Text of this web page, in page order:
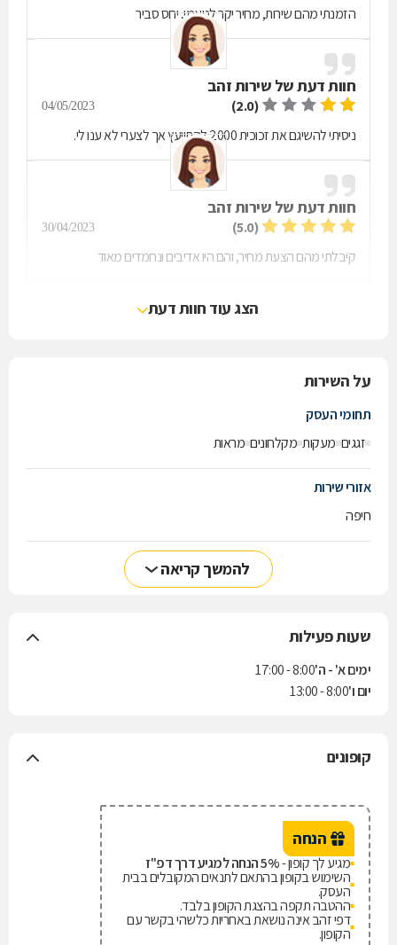
הזמנתי מהם שירות, מחיר יקר לטעמי, יחס סביר
חוות דעת של שירות זהב
(2.0)
04/05/2023
ניסיתי להשיגם את זכוכית 2000 להתייעץ אך לצערי לא ענו לי.
חוות דעת של שירות זהב
(5.0)
30/04/2023
קיבלתי מהם הצעת מחיר, והם היו אדיבים ונחמדים מאוד
הצג עוד חוות דעת
על השירות
תחומי העסק
זגגים מעקות מקלחונים מראות
אזורי שירות
חיפה
להמשך קריאה
שעות פעילות
ימים א' - ה'8:00 - 17:00
יום ו'8:00 - 13:00
קופונים
הנחה
מגיע לך קופון -5% הנחה למגיע דרך דפ"ז
השימוש בקופון בהתאם לתנאים המקובלים בבית
העסק.
ההטבה תקפה בהצגת הקופון בלבד.
דפי זהב אינה נושאת באחריות כלשהי בקשר עם
הקופון.